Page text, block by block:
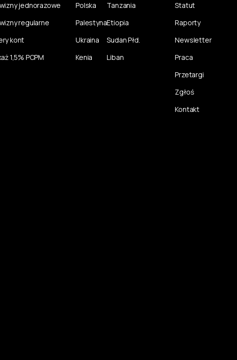
jednorazowe
regularne
kont
1,5% PCPM
Polska
Palestyna
Ukraina
Kenia
Tanzania
Etiopia
Sudan Płd.
Liban
Statut
Raporty
Newsletter
Praca
Przetargi
Zgłoś
Kontakt